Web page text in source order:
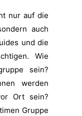
nur auf die
auch
und die
Wie
sein?
werden
Ort sein?
Gruppe